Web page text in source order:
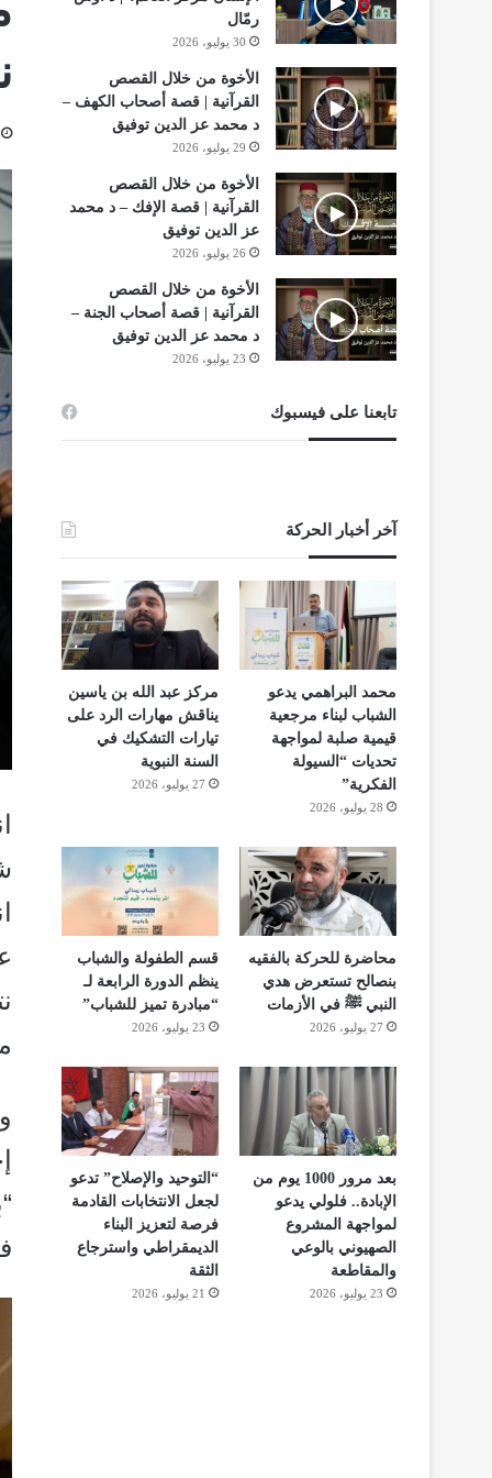
رمّال
30 يوليو، 2026
الأخوة من خلال القصص
القرآنية | قصة أصحاب الكهف –
د محمد عز الدين توفيق
29 يوليو، 2026
الأخوة من خلال القصص
القرآنية | قصة الإفك – د محمد
عز الدين توفيق
26 يوليو، 2026
الأخوة من خلال القصص
القرآنية | قصة أصحاب الجنة –
د محمد عز الدين توفيق
23 يوليو، 2026
تابعنا على فيسبوك
آخر أخبار الحركة
محمد البراهمي يدعو
الشباب لبناء مرجعية
قيمية صلبة لمواجهة
تحديات “السيولة
الفكرية”
28 يوليو، 2026
مركز عبد الله بن ياسين
يناقش مهارات الرد على
تيارات التشكيك في
السنة النبوية
27 يوليو، 2026
محاضرة للحركة بالفقيه
بنصالح تستعرض هدي
النبي ﷺ في الأزمات
27 يوليو، 2026
قسم الطفولة والشباب
ينظم الدورة الرابعة لـ
“مبادرة تميز للشباب”
23 يوليو، 2026
بعد مرور 1000 يوم من
الإبادة.. فلولي يدعو
لمواجهة المشروع
الصهيوني بالوعي
والمقاطعة
23 يوليو، 2026
“التوحيد والإصلاح” تدعو
لجعل الانتخابات القادمة
فرصة لتعزيز البناء
الديمقراطي واسترجاع
الثقة
21 يوليو، 2026